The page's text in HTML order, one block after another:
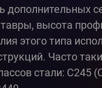
высота
этого типа
Часто
стали: С245